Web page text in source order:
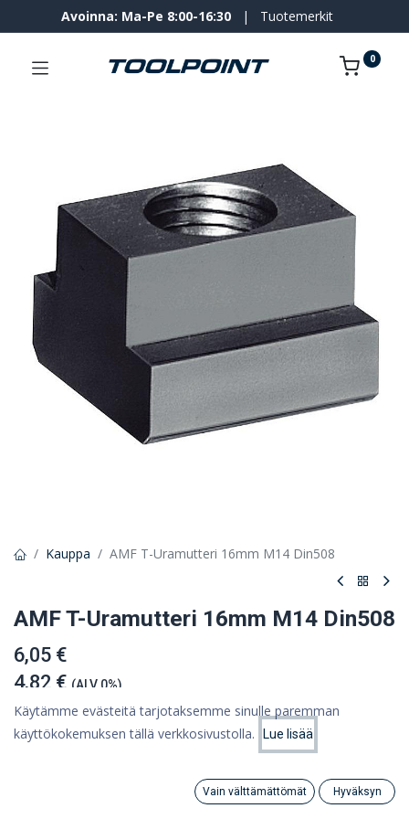
Hinta:
Lisää ostoskoriin
Category
Avoinna: Ma-Pe 8:00-16:30 | Tuotemerkit
0
Kauppa AMF T-Uramutteri 16mm M14 Din508
AMF T-Uramutteri 16mm M14 Din508
6,05 €
4,82 € (ALV 0%)
Käytämme evästeitä tarjotaksemme sinulle paremman
käyttökokemuksen tällä verkkosivustolla.
Lue lisää
Vain välttämättömät Hyväksyn